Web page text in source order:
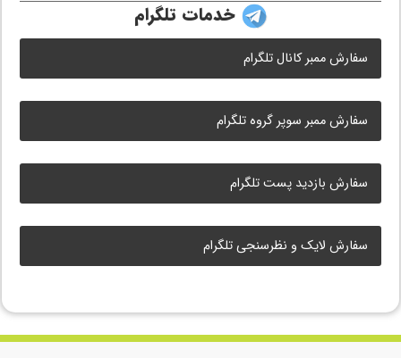
خدمات تلگرام
سفارش ممبر کانال تلگرام
سفارش ممبر سوپر گروه تلگرام
سفارش بازدید پست تلگرام
سفارش لایک و نظرسنجی تلگرام